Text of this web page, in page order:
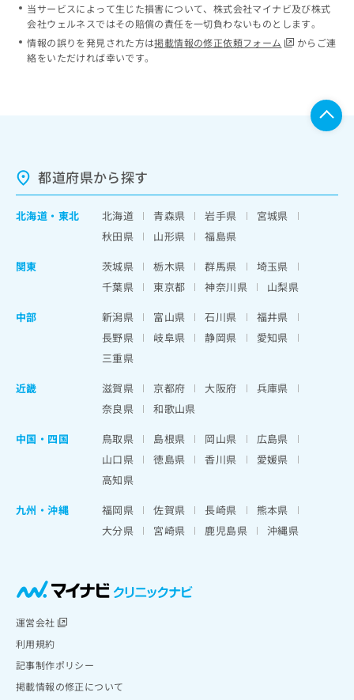
当サービスによって生じた損害について、株式会社マイナビ及び株式
会社ウェルネスではその賠償の責任を一切負わないものとします。
情報の誤りを発見された方は掲載情報の修正依頼フォーム
からご連
絡をいただければ幸いです。
都道府県から探す
北海道 ・ 東北 北海道 青森県 岩手県
宮城県
秋田県
山形県
福島県
関東
茨城県 栃木県 群馬県
埼玉県
千葉県
東京都 神奈川県
山梨県
中部
新潟県 富山県 石川県
福井県
長野県
岐阜県 静岡県
愛知県
三重県
近畿
滋賀県 京都府 大阪府
兵庫県
奈良県
和歌山県
中国・四国
鳥取県 島根県 岡山県
広島県
山口県
徳島県 香川県
愛媛県
高知県
九州・沖縄
福岡県 佐賀県 長崎県
熊本県
大分県
宮崎県 鹿児島県 沖縄県
運営会社
利用規約
記事制作ポリシー
掲載情報の修正について